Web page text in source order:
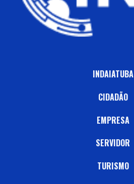
INDAIATUBA
CIDADÃO
EMPRESA
SERVIDOR
TURISMO